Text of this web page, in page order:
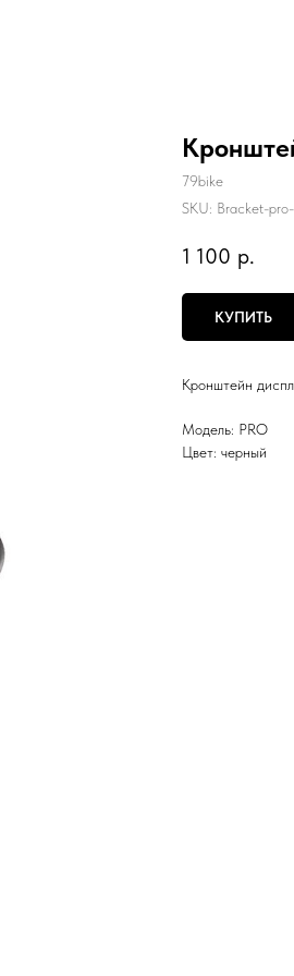
79bike
SKU: Вracket-
1 100 р.
КУПИТЬ
Кронштейн
Модель: PRO
Цвет: черный